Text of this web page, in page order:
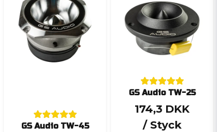
GS Audio TW-45
GS Audio TW-25
174,3 DKK
/ Styck